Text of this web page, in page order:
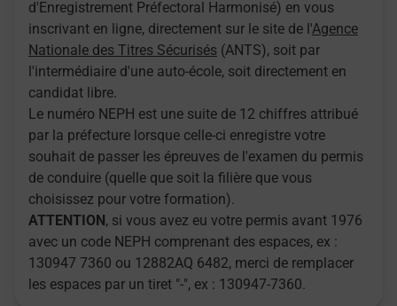
d'Enregistrement Préfectoral Harmonisé) en vous
inscrivant en ligne, directement sur le site de l'Agence
Nationale des Titres Sécurisés (ANTS), soit par
l'intermédiaire d'une auto-école, soit directement en
candidat libre.
Le numéro NEPH est une suite de 12 chiffres attribué
par la préfecture lorsque celle-ci enregistre votre
souhait de passer les épreuves de l'examen du permis
de conduire (quelle que soit la filière que vous
choisissez pour votre formation).
ATTENTION , si vous avez eu votre permis avant 1976
avec un code NEPH comprenant des espaces, ex :
130947 7360 ou 12882AQ 6482, merci de remplacer
les espaces par un tiret "-", ex : 130947-7360.